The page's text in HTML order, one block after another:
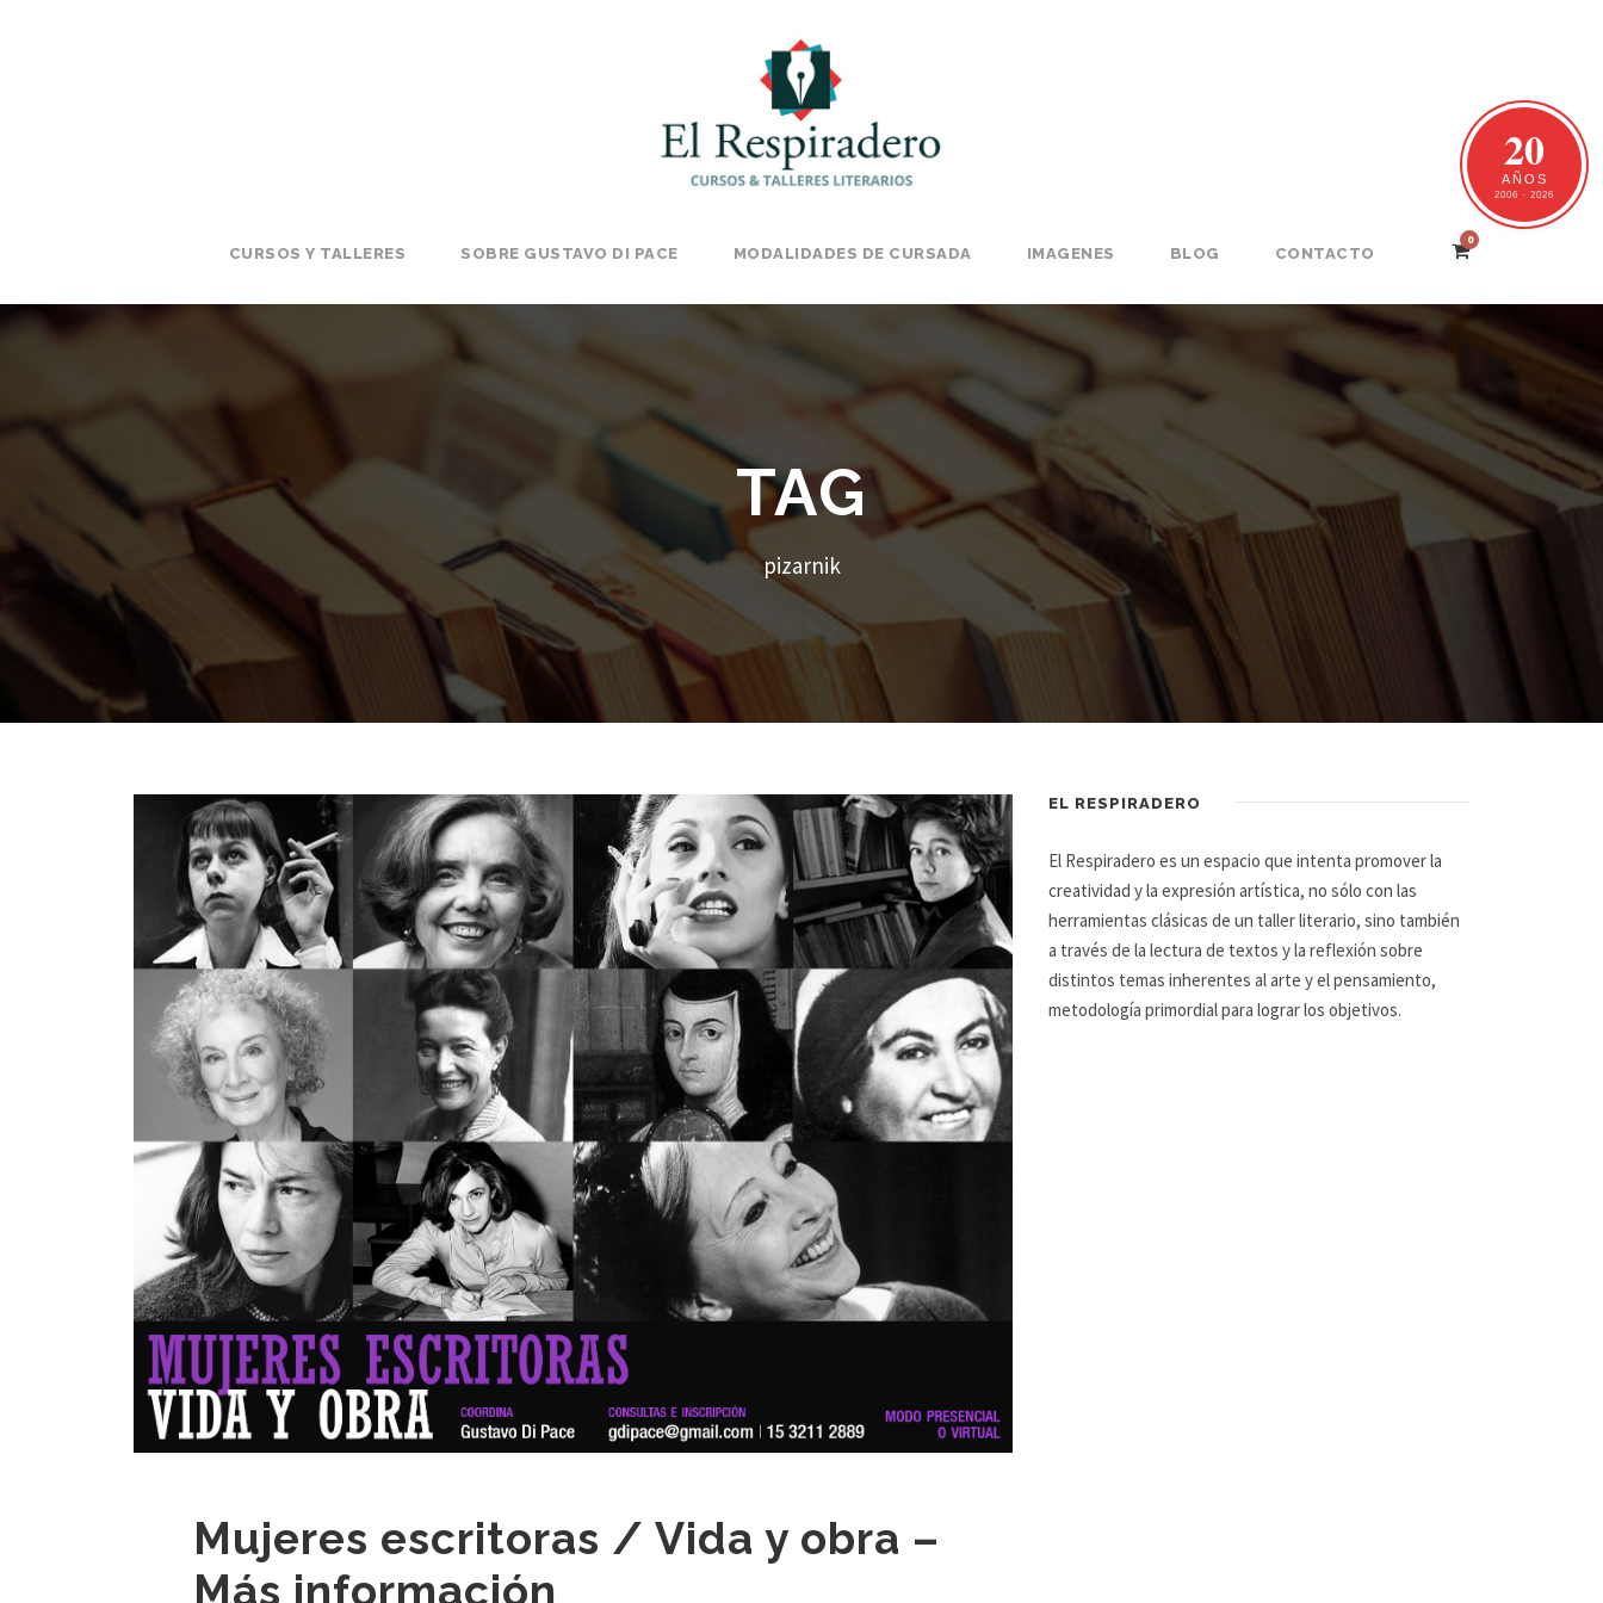
CURSOS Y TALLERES SOBRE GUSTAVO DI PACE MODALIDADES DE CURSADA IMAGENES BLOG CONTACTO
0
TAG
pizarnik
Mujeres escritoras / Vida y obra –
Más información
EL RESPIRADERO
El Respiradero es un espacio que intenta promover la
creatividad y la expresión artística, no sólo con las
herramientas clásicas de un taller literario, sino también
a través de la lectura de textos y la reflexión sobre
distintos temas inherentes al arte y el pensamiento,
metodología primordial para lograr los objetivos.
20
AÑOS
2006 · 2026